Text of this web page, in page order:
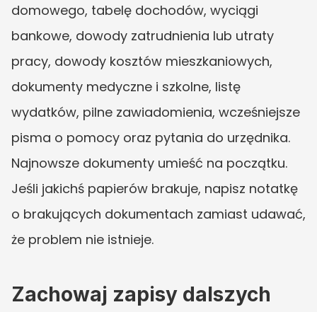
domowego, tabelę dochodów, wyciągi
bankowe, dowody zatrudnienia lub utraty
pracy, dowody kosztów mieszkaniowych,
dokumenty medyczne i szkolne, listę
wydatków, pilne zawiadomienia, wcześniejsze
pisma o pomocy oraz pytania do urzędnika.
Najnowsze dokumenty umieść na początku.
Jeśli jakichś papierów brakuje, napisz notatkę
o brakujących dokumentach zamiast udawać,
że problem nie istnieje.
Zachowaj zapisy dalszych